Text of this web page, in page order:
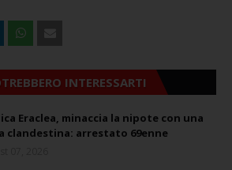
INTERESSARTI
Eraclea, minaccia la nipote con una
clandestina: arrestato 69enne